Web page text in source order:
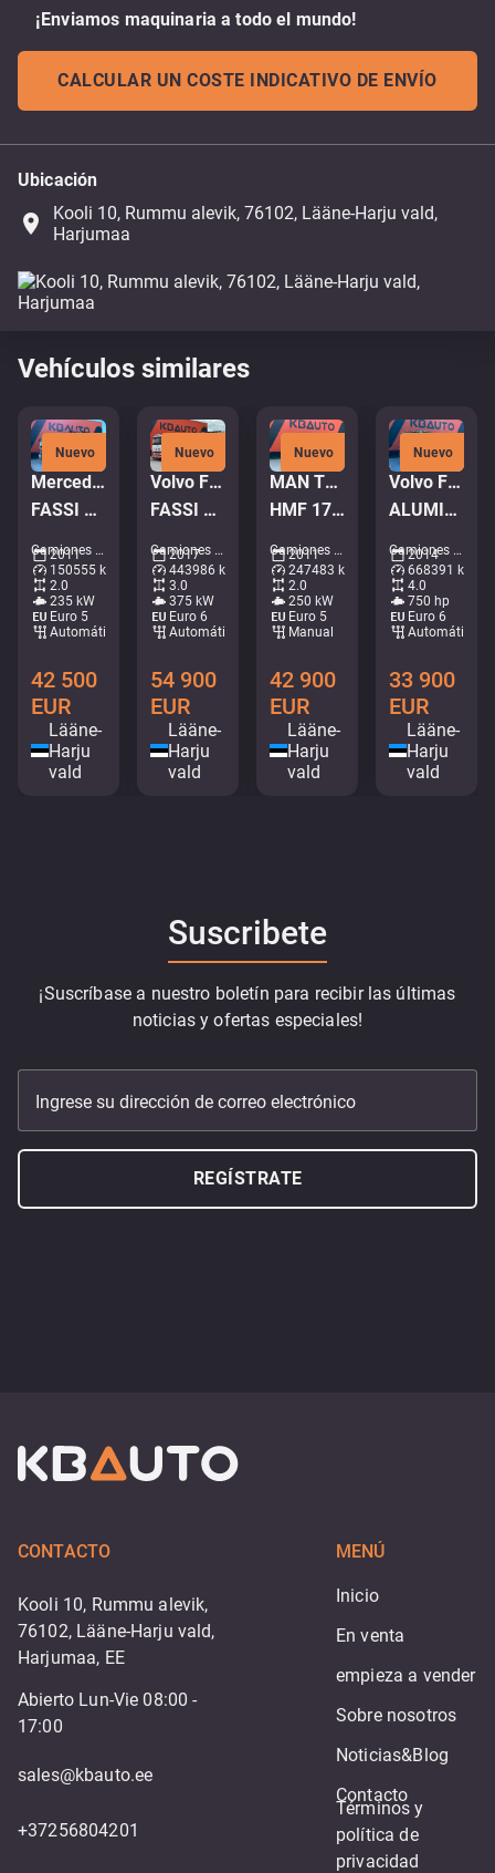
¡Enviamos maquinaria a todo el mundo!
CALCULAR UN COSTE INDICATIVO DE ENVÍO
Ubicación
place
Kooli 10, Rummu alevik, 76102, Lääne-Harju vald,
Harjumaa
Vehículos similares
Nuevo
Mercedes-Benz Actros 1832 4x2
FASSI F135A22 / BOX L=3707 mm
Camiones - Volquete grúa • M253-8328
2011
150555 km
2.0
235 kW
Euro 5
Automático
42 500
EUR
Lääne-
Harju
vald
Nuevo
Volvo FH 500 6x2
FASSI F195A.2.25 / PLATFORM L=6510 mm
Camiones - Plataforma de grúa • M705-0206
2017
443986 km
3.0
375 kW
Euro 6
Automático
54 900
EUR
Lääne-
Harju
vald
Nuevo
MAN TGM 18.340 4x4
HMF 1720-K5 / PLATFORM L=5009 mm
Camiones - Plataforma de grúa • M881-3929
2011
247483 km
2.0
250 kW
Euro 5
Manual
42 900
EUR
Lääne-
Harju
vald
Nuevo
Volvo FH16 750 8x4*4
ALUMINIUM TIPPER BODY / EURO5
Camiones - Volquete • M966-2659
2014
668391 km
4.0
750 hp
Euro 6
Automático
33 900
EUR
Lääne-
Harju
vald
Suscribete
¡Suscríbase a nuestro boletín para recibir las últimas
noticias y ofertas especiales!
Ingrese su dirección de correo electrónico
REGÍSTRATE
CONTACTO
Kooli 10, Rummu alevik,
76102, Lääne-Harju vald,
Harjumaa, EE
Abierto Lun-Vie 08:00 -
17:00
sales@kbauto.ee
+37256804201
MENÚ
Inicio
En venta
empieza a vender
Sobre nosotros
Noticias&Blog
Contacto
Términos y
política de
privacidad